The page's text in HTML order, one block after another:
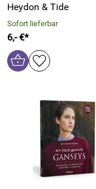
Heydon & Tide
Sofort lieferbar
6,- €*